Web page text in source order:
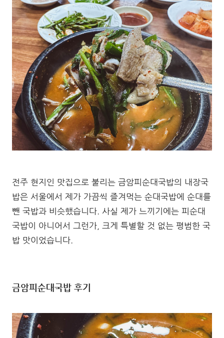
전주 현지인 맛집으로 불리는 금암피순대국밥의 내장국
밥은 서울에서 제가 가끔씩 즐겨먹는 순대국밥에 순대를
뺀 국밥과 비슷했습니다. 사실 제가 느끼기에는 피순대
국밥이 아니어서 그런가, 크게 특별할 것 없는 평범한 국
밥 맛이었습니다.
금암피순대국밥 후기